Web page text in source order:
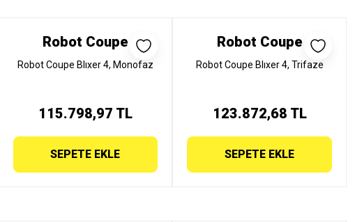
Robot Coupe
Robot Coupe Blıxer 4, Monofaz
115.798,97 TL
SEPETE EKLE
Robot Coupe
Robot Coupe Blıxer 4, Trifaze
123.872,68 TL
SEPETE EKLE